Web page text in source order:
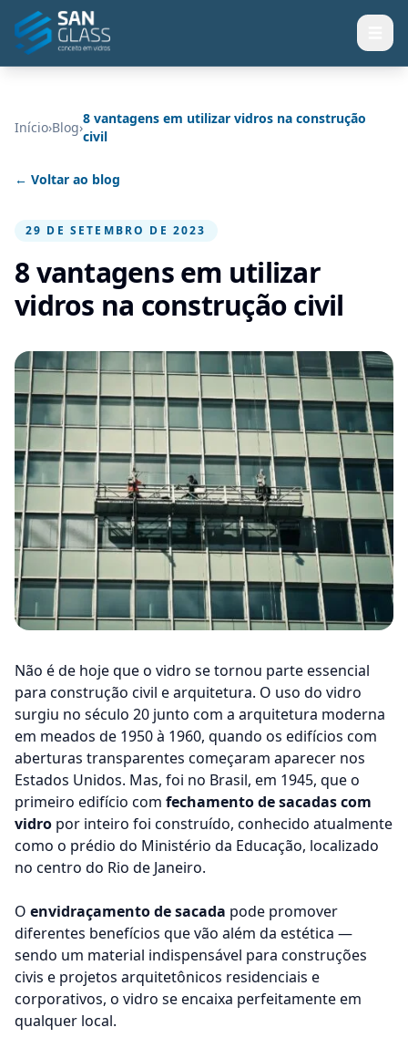
Início›Blog›
8 vantagens em utilizar vidros na construção
civil
← Voltar ao blog
29 DE SETEMBRO DE 2023
8 vantagens em utilizar
vidros na construção civil
Não é de hoje que o vidro se tornou parte essencial
para construção civil e arquitetura. O uso do vidro
surgiu no século 20 junto com a arquitetura moderna
em meados de 1950 à 1960, quando os edifícios com
aberturas transparentes começaram aparecer nos
Estados Unidos. Mas, foi no Brasil, em 1945, que o
primeiro edifício com fechamento de sacadas com
vidro por inteiro foi construído, conhecido atualmente
como o prédio do Ministério da Educação, localizado
no centro do Rio de Janeiro.
O envidraçamento de sacada pode promover
diferentes benefícios que vão além da estética —
sendo um material indispensável para construções
civis e projetos arquitetônicos residenciais e
corporativos, o vidro se encaixa perfeitamente em
qualquer local.